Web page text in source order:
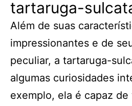
tartaruga-
Além de suas
impressionantes e de
peculiar, a tartaruga-
algumas curiosidades
exemplo, ela é capaz